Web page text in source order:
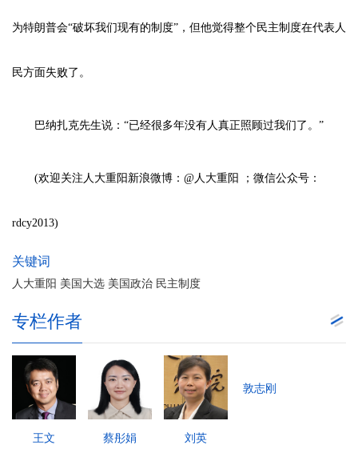
为特朗普会“破坏我们现有的制度”，但他觉得整个民主制度在代表人
民方面失败了。
巴纳扎克先生说：“已经很多年没有人真正照顾过我们了。”
(欢迎关注人大重阳新浪微博：@人大重阳 ；微信公众号：
rdcy2013)
关键词
人大重阳 美国大选 美国政治 民主制度
专栏作者
王文 蔡彤娟 刘英
敦志刚